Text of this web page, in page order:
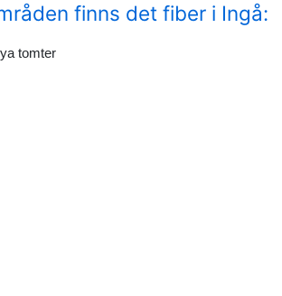
finns det fiber i Ingå:
tomter